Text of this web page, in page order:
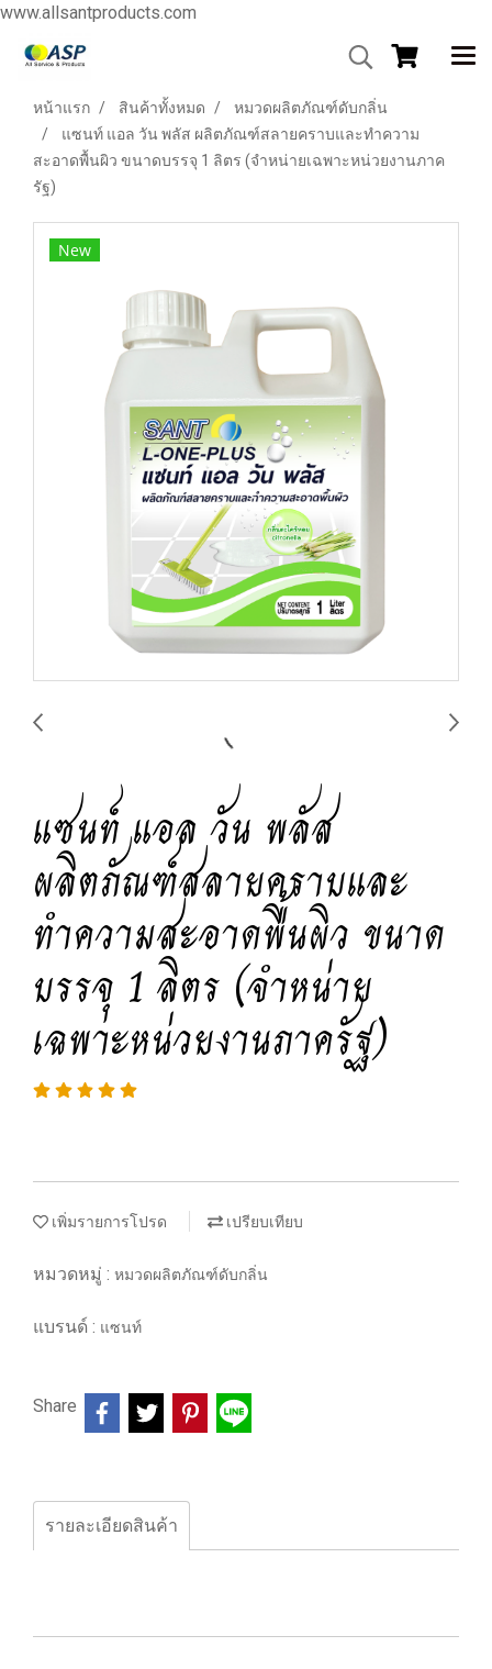
www.allsantproducts.com
หน้าแรก สินค้าทั้งหมด
หมวดผลิตภัณฑ์ดับกลิ่น
แซนท์ แอล วัน พลัส ผลิตภัณฑ์สลายคราบและทำความ
สะอาดพื้นผิว ขนาดบรรจุ 1 ลิตร (จำหน่ายเฉพาะหน่วยงานภาค
รัฐ)
New
แซนท์ แอล วัน พลัส
ผลิตภัณฑ์สลายคราบและ
ทำความสะอาดพื้นผิว ขนาด
บรรจุ 1 ลิตร (จำหน่าย
เฉพาะหน่วยงานภาครัฐ)
เพิ่มรายการโปรด เปรียบเทียบ
หมวดหมู่ : หมวดผลิตภัณฑ์ดับกลิ่น
แบรนด์ : แซนท์
Share
รายละเอียดสินค้า